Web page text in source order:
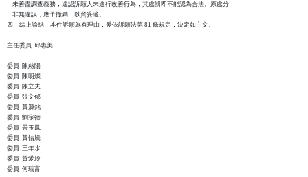
    未善盡調查義務，逕認訴願人未進行改善行為，其處罰即不能認為合法。原處分
    非無違誤，應予撤銷，以資妥適。
四、綜上論結，本件訴願為有理由，爰依訴願法第 81 條規定，決定如主文。
主任委員  邱惠美
委員  陳慈陽
委員  陳明燦
委員  陳立夫
委員  張文郁
委員  黃源銘
委員  劉宗德
委員  景玉鳳
委員  黃怡騰
委員  王年水
委員  黃愛玲
委員  何瑞富